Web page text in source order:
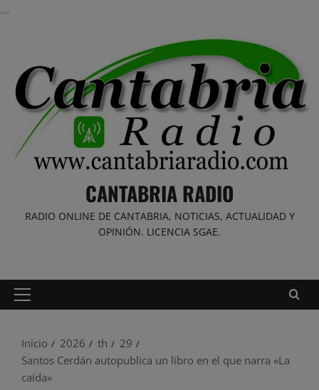
CANTABRIA RADIO
RADIO ONLINE DE CANTABRIA, NOTICIAS, ACTUALIDAD Y
OPINIÓN. LICENCIA SGAE.
Menú
Inicio
2026 th
29
Santos Cerdán autopublica un libro en el que narra «La
caída»